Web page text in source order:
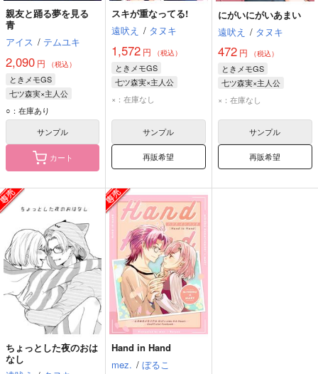
親友と踊る夢を見る
青
アイス / テムユキ
2,090 円 （税込）
ときメモGS
七ツ森実×主人公
七ツ森実
マリィ
○：在庫あり
サンプル
カート
スキが重なってる!
遠吠え / タヌキ
1,572 円 （税込）
ときメモGS
七ツ森実×主人公
七ツ森実
×：在庫なし
サンプル
再販希望
にがいにがいあまい
遠吠え / タヌキ
472円 （税込）
ときメモGS
七ツ森実×主人公
七ツ森実
×：在庫なし
サンプル
再販希望
ちょっとした夜のおは
なし
Hand in Hand
mez. / ぼるこ